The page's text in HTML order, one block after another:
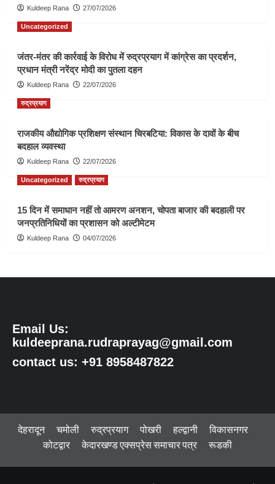
Kuldeep Rana 27/07/2026
Uncategorized
जंतर-मंतर की कार्रवाई के विरोध में रुद्रप्रयाग में कांग्रेस का प्रदर्शन,
प्रधान मंत्री नरेंद्र मोदी का पुतला दहन
Kuldeep Rana 22/07/2026
रुद्रप्रयाग
राजकीय औद्योगिक प्रशिक्षण संस्थान चिरबटिया: विकास के दावों के बीच
बदहाल व्यवस्था
Kuldeep Rana 22/07/2026
Uncategorized रुद्रप्रयाग
15 दिन में समाधान नहीं तो आमरण अनशन, चोपता बाजार की बदहाली पर
जनप्रतिनिधियों का प्रशासन को अल्टीमेटम
Kuldeep Rana 04/07/2026
Email Us:
kuldeeprana.rudraprayag@gmail.com
contact us: +91 8958487822
देहरादून चमोली रुद्रप्रयाग पोखरी हल्द्वानी
विकासनगर
कोटद्वार
केदारखण्ड एक्सप्रेस समाचार पत्र रूडकी